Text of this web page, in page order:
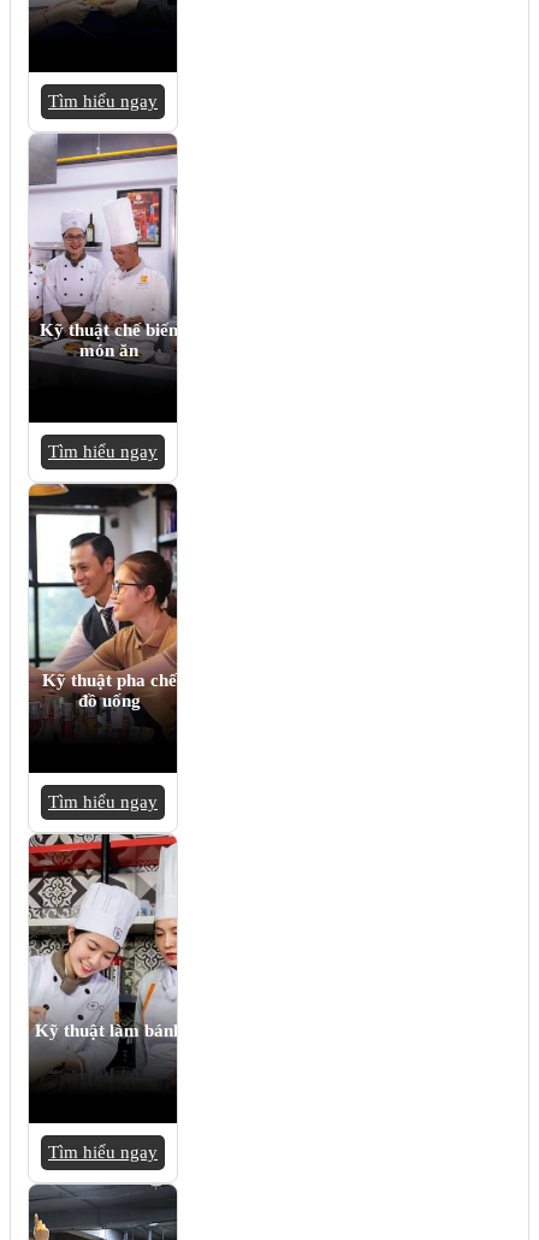
Tìm hiểu ngay
Kỹ thuật chế biến
món ăn
Tìm hiểu ngay
Kỹ thuật pha chế
đồ uống
Tìm hiểu ngay
Kỹ thuật làm bánh
Tìm hiểu ngay